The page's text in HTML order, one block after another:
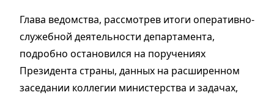
Глава ведомства, рассмотрев итоги оперативно-
служебной деятельности департамента,
подробно остановился на поручениях
Президента страны, данных на расширенном
заседании коллегии министерства и задачах,